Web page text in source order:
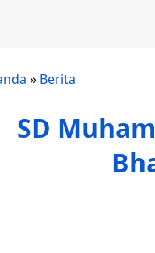
» Berita
SD